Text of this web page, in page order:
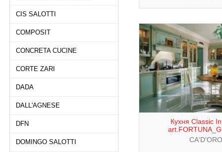
CIS SALOTTI
COMPOSIT
CONCRETA CUCINE
CORTE ZARI
DADA
DALL'AGNESE
DFN
DOMINGO SALOTTI
Кухня Classic
CA'D'ORO